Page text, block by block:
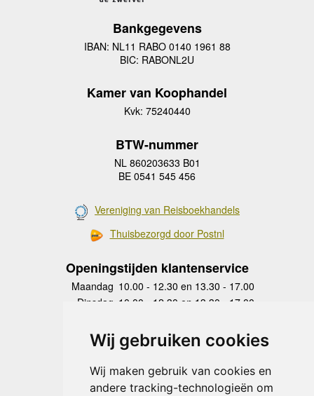
Wij gebruiken cookies
Wij maken gebruik van cookies en
andere tracking-technologieën om
Bankgegevens
IBAN: NL11 RABO 0140 1961 88
BIC: RABONL2U
Kamer van Koophandel
Kvk: 75240440
BTW-nummer
NL 860203633 B01
BE 0541 545 456
Vereniging van Reisboekhandels
Thuisbezorgd door Postnl
Openingstijden klantenservice
Maandag 10.00 - 12.30 en 13.30 - 17.00
Dinsdag 10.00 - 12.30 en 13.30 - 17.00
Donderdag
10.00 - 12.30 en 13.30 - 17.00
Vrijdag 10.00 - 12.30 en 13.30 - 17.00
Zaterdag
gesloten
Zondag gesloten